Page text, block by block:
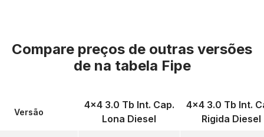
Compare preços de outras versões
de na tabela Fipe
Versão
4x4 3.0 Tb Int. Cap.
Lona Diesel
4x4 3.0 Tb Int.
Rigida Diesel